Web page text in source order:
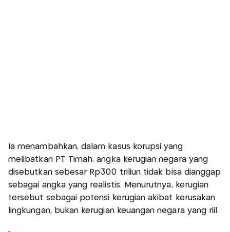
Ia menambahkan, dalam kasus korupsi yang
melibatkan PT Timah, angka kerugian negara yang
disebutkan sebesar Rp300 triliun tidak bisa dianggap
sebagai angka yang realistis. Menurutnya, kerugian
tersebut sebagai potensi kerugian akibat kerusakan
lingkungan, bukan kerugian keuangan negara yang riil.